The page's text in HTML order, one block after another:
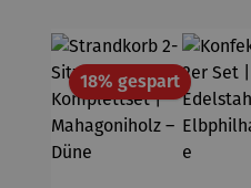
18% gespartRabatt